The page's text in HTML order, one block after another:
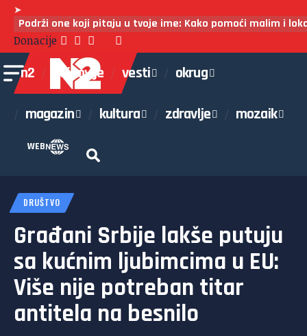
➤
Podrži one koji pitaju u tvoje ime: Kako pomoći malim i
Donacije
n2 najnovije vesti okrug
magazin kultura zdravlje mozaik
WEB
DRUŠTVO
Građani Srbije lakše putuju
sa kućnim ljubimcima u EU:
Više nije potreban titar
antitela na besnilo